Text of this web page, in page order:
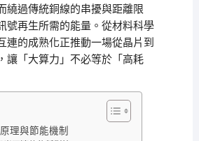
繞過傳統銅線的串擾與距離限
號再生所需的能量。從材料科學
連的成熟化正推動一場從晶片到
讓「大算力」不必等於「高耗
理與節能機制